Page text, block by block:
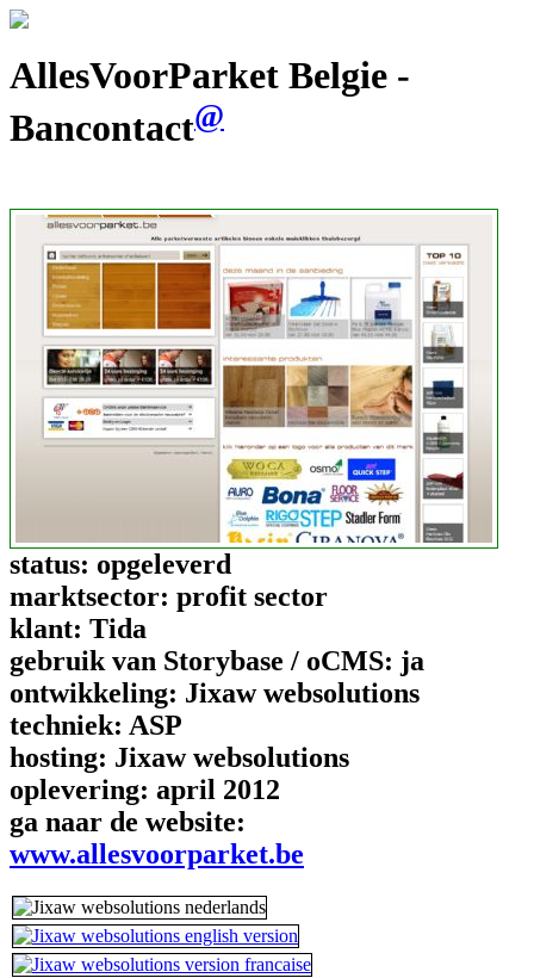
AllesVoorParket Belgie -
Bancontact@
status: opgeleverd
marktsector: profit sector
klant: Tida
gebruik van Storybase / oCMS: ja
ontwikkeling: Jixaw websolutions
techniek: ASP
hosting: Jixaw websolutions
oplevering: april 2012
ga naar de website:
www.allesvoorparket.be